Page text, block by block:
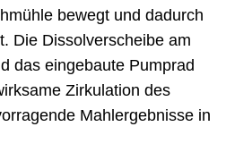
bewegt und dadurch
Die Dissolverscheibe am
das eingebaute Pumprad
Zirkulation des
Mahlergebnisse in